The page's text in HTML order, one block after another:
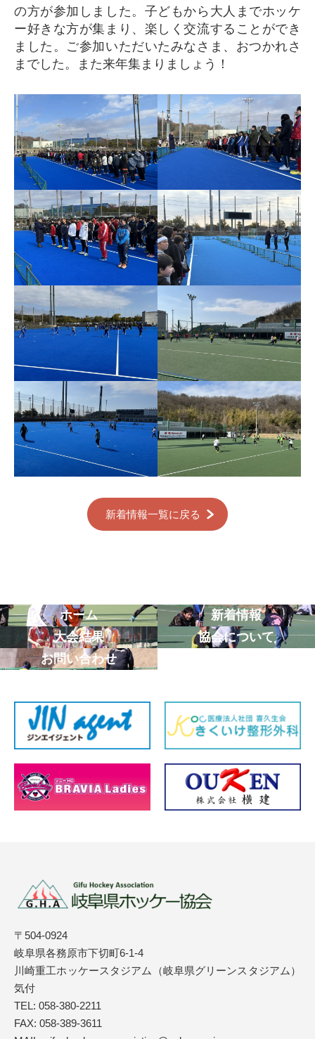
の方が参加しました。子どもから大人までホッケ
ー好きな方が集まり、楽しく交流することができ
ました。ご参加いただいたみなさま、おつかれさ
までした。また来年集まりましょう！
新着情報一覧に戻る
ホーム
新着情報
大会結果
協会について
お問い合わせ
〒504-0924
岐阜県各務原市下切町6-1-4
川崎重工ホッケースタジアム（岐阜県グリーンスタジアム）
気付
TEL: 058-380-2211
FAX: 058-389-3611